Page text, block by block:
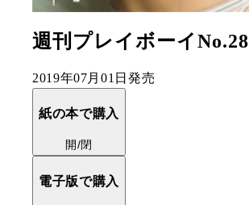
週刊プレイボーイNo.28
2019年07月01日発売
紙の本で購入
開/閉
電子版で購入